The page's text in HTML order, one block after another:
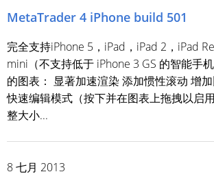
MetaTrader 4 iPhone build 501
完全支持iPhone 5，iPad，iPad 2，iPad
mini（不支持低于 iPhone 3 GS 的智能手
的图表： 显著加速渲染 添加惯性滚动 增
快速编辑模式（按下并在图表上拖拽以启
整大小...
8 七月 2013